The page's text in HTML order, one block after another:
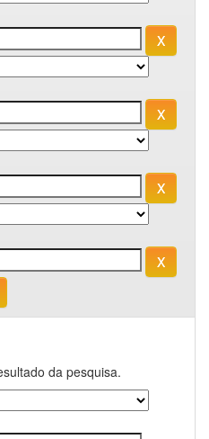
da pesquisa.